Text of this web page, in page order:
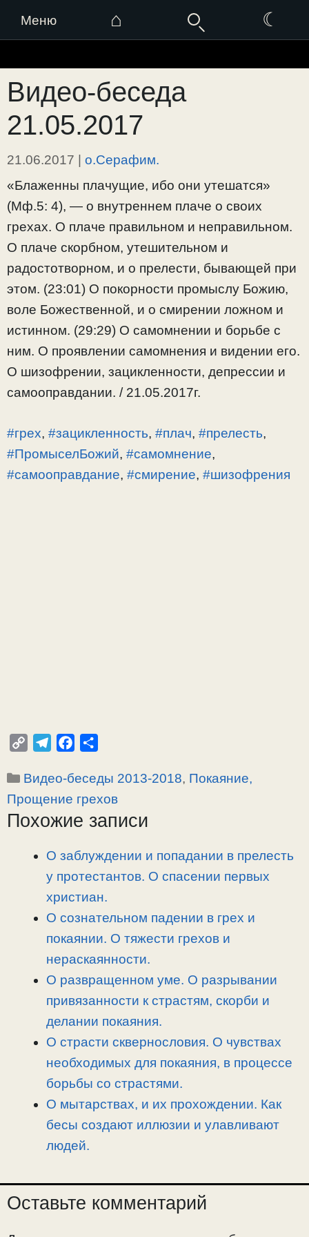
Меню ⌂ ☾
к
содержимому
Видео-беседа
21.05.2017
21.06.2017 | о.Серафим.
«Блаженны плачущие, ибо они утешатся»
(Мф.5: 4), — о внутреннем плаче о своих
грехах. О плаче правильном и неправильном.
О плаче скорбном, утешительном и
радостотворном, и о прелести, бывающей при
этом. (23:01) О покорности промыслу Божию,
воле Божественной, и о смирении ложном и
истинном. (29:29) О самомнении и борьбе с
ним. О проявлении самомнения и видении его.
О шизофрении, зацикленности, депрессии и
самооправдании. / 21.05.2017г.
#грех, #зацикленность, #плач, #прелесть,
#ПромыселБожий, #самомнение,
#самооправдание, #смирение, #шизофрения
p
y
L
l
e
g
a
c
e
b
o
п
р
а
Рубрики
Видео-беседы 2013-2018, Покаяние,
Прощение грехов
Похожие записи
О заблуждении и попадании в прелесть
у протестантов. О спасении первых
христиан.
О сознательном падении в грех и
покаянии. О тяжести грехов и
нераскаянности.
О развращенном уме. О разрывании
привязанности к страстям, скорби и
делании покаяния.
О страсти сквернословия. О чувствах
необходимых для покаяния, в процессе
борьбы со страстями.
О мытарствах, и их прохождении. Как
бесы создают иллюзии и улавливают
людей.
Оставьте комментарий